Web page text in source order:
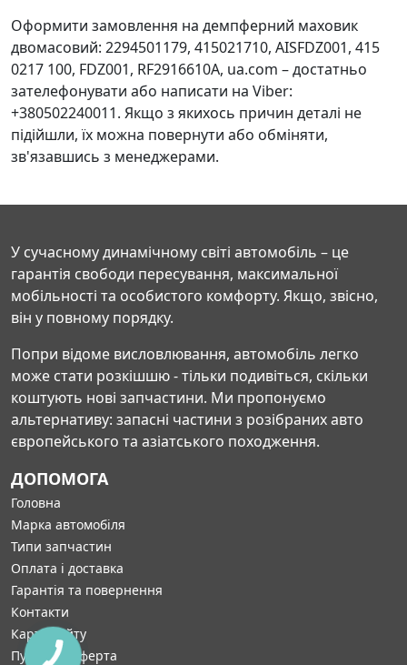
Оформити замовлення на демпферний маховик
двомасовий: 2294501179, 415021710, AISFDZ001, 415
0217 100, FDZ001, RF2916610A, ua.com – достатньо
зателефонувати або написати на Viber:
+380502240011. Якщо з якихось причин деталі не
підійшли, їх можна повернути або обміняти,
зв'язавшись з менеджерами.
У сучасному динамічному світі автомобіль – це
гарантія свободи пересування, максимальної
мобільності та особистого комфорту. Якщо, звісно,
він у повному порядку.
Попри відоме висловлювання, автомобіль легко
може стати розкішшю - тільки подивіться, скільки
коштують нові запчастини. Ми пропонуємо
альтернативу: запасні частини з розібраних авто
європейського та азіатського походження.
ДОПОМОГА
Головна
Марка автомобіля
Типи запчастин
Оплата і доставка
Гарантія та повернення
Контакти
Карта сайту
Публічна оферта